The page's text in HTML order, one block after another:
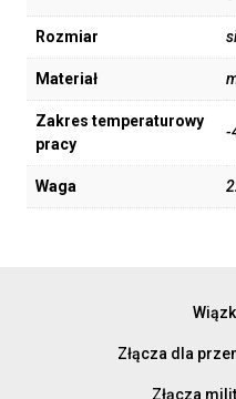
Rozmiar
Materiał
Zakres temperaturowy
pracy
-
Waga
Złącza dla
Złącza